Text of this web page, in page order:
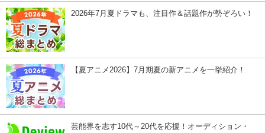
2026年7月夏ドラマも、注目作＆話題作が勢ぞろい！
【夏アニメ2026】7月期夏の新アニメを一挙紹介！
芸能界を志す10代～20代を応援！オーディション・